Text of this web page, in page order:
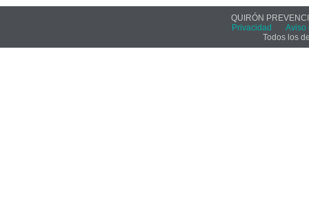
QUIRÓN
Privacidad
Aviso
Todos los